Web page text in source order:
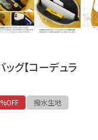
グ【コーデュラ
撥水生地